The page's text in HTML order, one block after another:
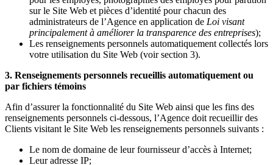
sur le Site Web et pièces d’identité pour chacun des
administrateurs de l’Agence en application de Loi visant
principalement à améliorer la transparence des entreprises);
Les renseignements personnels automatiquement collectés lors
votre utilisation du Site Web (voir section 3).
3. Renseignements personnels recueillis automatiquement ou
par fichiers témoins
Afin d’assurer la fonctionnalité du Site Web ainsi que les fins des
renseignements personnels ci-dessous, l’Agence doit recueillir des
Clients visitant le Site Web les renseignements personnels suivants :
Le nom de domaine de leur fournisseur d’accès à Internet;
Leur adresse IP;